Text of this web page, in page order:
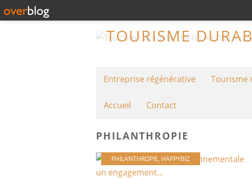
Entreprise régénérative Tourisme
Accueil Contact
PHILANTHROPIE
PHILANTHROPIE, HAPPYBIZ